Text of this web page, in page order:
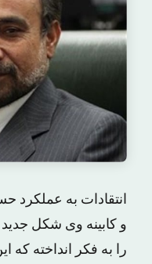
انتقادات به عملکرد
و کابینه وی شکل
را به فکر انداخته که